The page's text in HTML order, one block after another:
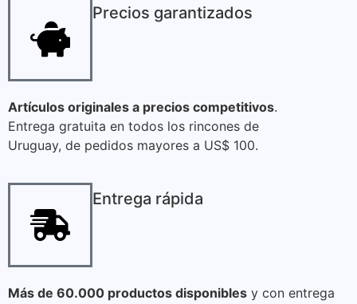
Precios garantizados
Artículos originales a precios competitivos.
Entrega gratuita en todos los rincones de
Uruguay, de pedidos mayores a US$ 100.
Entrega rápida
Más de 60.000 productos disponibles y con entrega